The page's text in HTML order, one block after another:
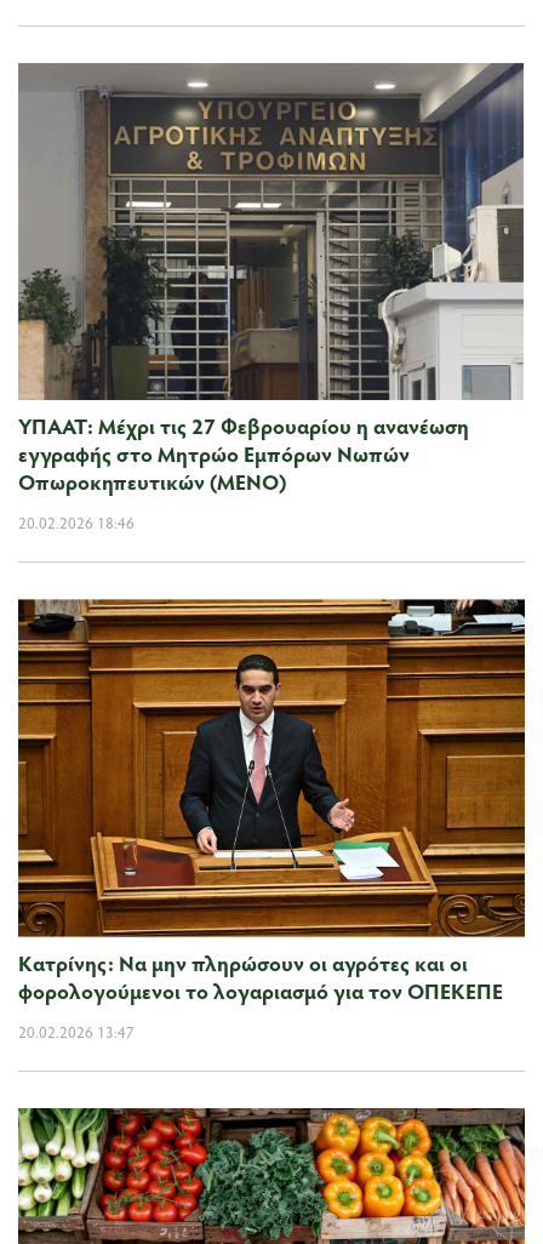
ΥΠΑΑΤ: Μέχρι τις 27 Φεβρουαρίου η ανανέωση
εγγραφής στο Μητρώο Εμπόρων Νωπών
Οπωροκηπευτικών (ΜΕΝΟ)
20.02.2026 18:46
Κατρίνης: Να μην πληρώσουν οι αγρότες και οι
φορολογούμενοι το λογαριασμό για τον ΟΠΕΚΕΠΕ
20.02.2026 13:47